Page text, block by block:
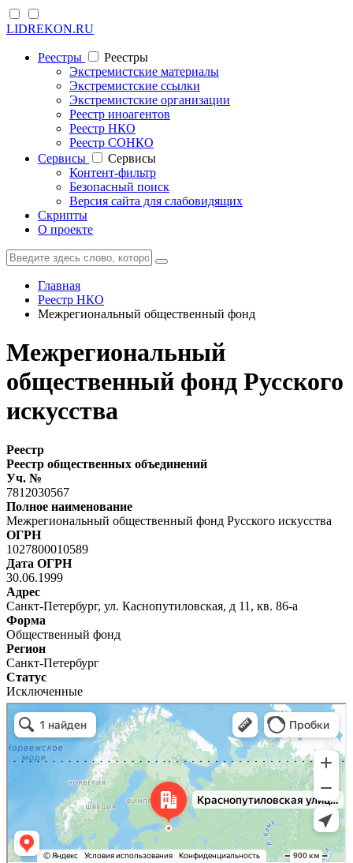
LIDREKON.RU
Реестры
Реестры
Экстремистские материалы
Экстремистские ссылки
Экстремистские организации
Реестр иноагентов
Реестр НКО
Реестр СОНКО
Cервисы
Cервисы
Контент-фильтр
Безопасный поиск
Версия сайта для слабовидящих
Скрипты
О проекте
Главная
Реестр НКО
Межрегиональный общественный фонд
Межрегиональный
общественный фонд Русского
искусства
Реестр
Реестр общественных объединений
Уч. №
7812030567
Полное наименование
Межрегиональный общественный фонд Русского искусства
ОГРН
1027800010589
Дата ОГРН
30.06.1999
Адрес
Санкт-Петербург, ул. Каснопутиловская, д 11, кв. 86-а
Форма
Общественный фонд
Регион
Санкт-Петербург
Статус
Исключенные